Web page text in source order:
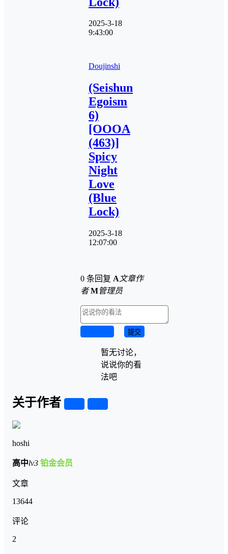
2025-3-18
9:43:00
Doujinshi
(Seishun
Egoism
6)
[OOOA
(463)]
Spicy
Night
Love
(Blue
Lock)
2025-3-18
12:07:00
0 条回复 A 文章作
者 M管理员
提交
暂无讨论，
说说你的看
法吧
关于作者
hoshi
高中lv3 铂金会员
文章
13644
评论
2